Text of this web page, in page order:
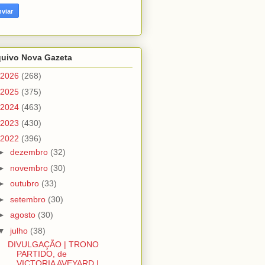
Nova Gazeta
2026 (268)
2025 (375)
2024 (463)
2023 (430)
2022 (396)
dezembro (32)
novembro (30)
outubro (33)
setembro (30)
agosto (30)
julho (38)
DIVULGAÇÃO | TRONO
PARTIDO, de
VICTORIA AVEYARD |